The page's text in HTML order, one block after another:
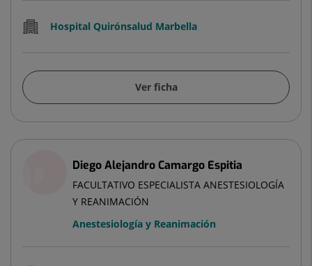
Hospital Quirónsalud Marbella
Ver ficha
Diego Alejandro Camargo Espitia
FACULTATIVO ESPECIALISTA ANESTESIOLOGÍA
Y REANIMACIÓN
Anestesiología y Reanimación